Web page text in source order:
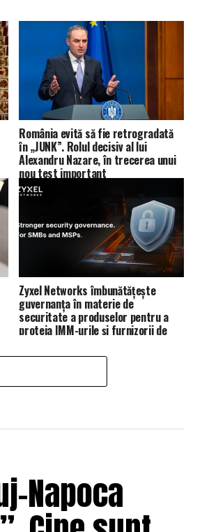
România evită să fie retrogradată
în „JUNK”. Rolul decisiv al lui
Alexandru Nazare, în trecerea unui
nou test important
Zyxel Networks îmbunătățește
guvernanța în materie de
securitate a produselor pentru a
proteja IMM-urile și furnizorii de
Napoca